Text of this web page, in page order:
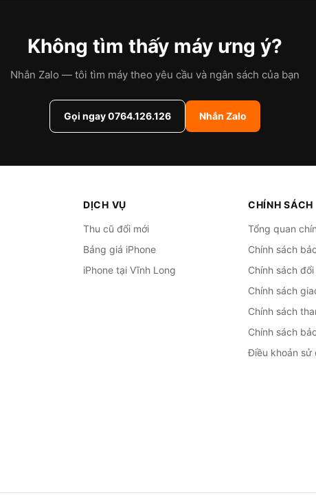
Không tìm thấy máy ưng ý?
Nhắn Zalo — tôi tìm máy theo yêu cầu và ngân sách của bạn
Gọi ngay 0764.126.126 Nhắn Zalo
DỊCH VỤ
Thu cũ đổi mới
Bảng giá iPhone
iPhone tại Vĩnh Long
CHÍNH SÁCH
Tổng quan
Chính sách
Chính sách
Chính sách
Chính sách
Chính sách
Điều khoản sử